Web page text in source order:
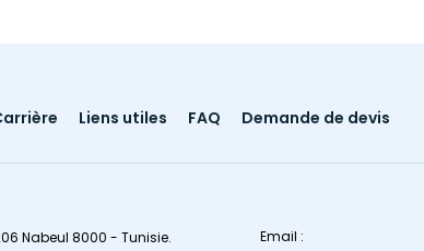
Liens utiles FAQ Demande de devis
Nabeul 8000 - Tunisie.
Email :